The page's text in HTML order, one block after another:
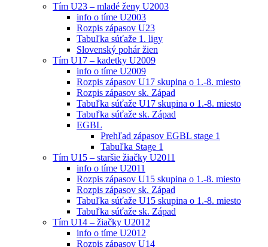
Tím U23 – mladé ženy U2003
info o tíme U2003
Rozpis zápasov U23
Tabuľka súťaže 1. ligy
Slovenský pohár žien
Tím U17 – kadetky U2009
info o tíme U2009
Rozpis zápasov U17 skupina o 1.-8. miesto
Rozpis zápasov sk. Západ
Tabuľka súťaže U17 skupina o 1.-8. miesto
Tabuľka súťaže sk. Západ
EGBL
Prehľad zápasov EGBL stage 1
Tabuľka Stage 1
Tím U15 – staršie žiačky U2011
info o tíme U2011
Rozpis zápasov U15 skupina o 1.-8. miesto
Rozpis zápasov sk. Západ
Tabuľka súťaže U15 skupina o 1.-8. miesto
Tabuľka súťaže sk. Západ
Tím U14 – žiačky U2012
info o tíme U2012
Rozpis zápasov U14